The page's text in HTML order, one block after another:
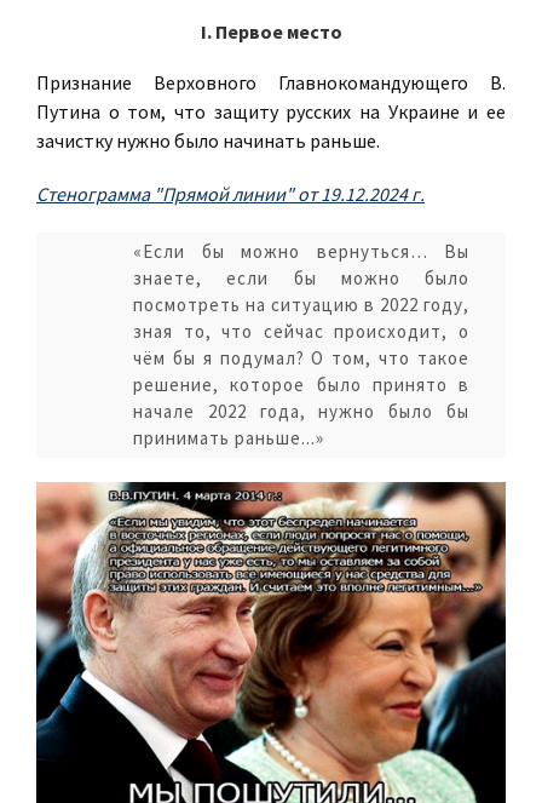
I. Первое место
Признание Верховного Главнокомандующего В.
Путина о том, что защиту русских на Украине и ее
зачистку нужно было начинать раньше.
Стенограмма "Прямой линии" от 19.12.2024 г.
«Если бы можно вернуться… Вы
знаете, если бы можно было
посмотреть на ситуацию в 2022 году,
зная то, что сейчас происходит, о
чём бы я подумал? О том, что такое
решение, которое было принято в
начале 2022 года, нужно было бы
принимать раньше...»